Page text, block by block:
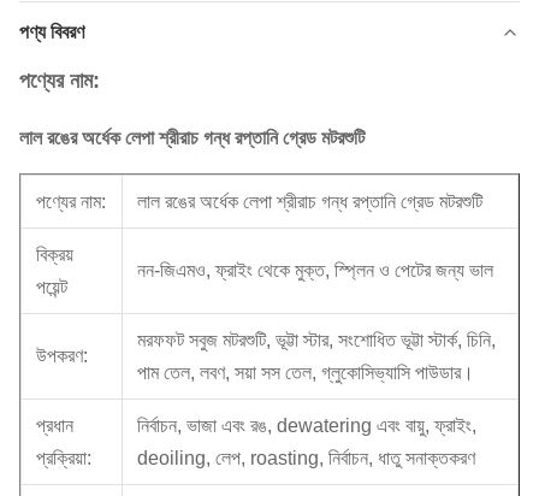
পণ্য বিবরণ
পণ্যের নাম:
লাল রঙের অর্ধেক লেপা শ্রীরাচ গন্ধ রপ্তানি গ্রেড মটরশুটি
পণ্যের নাম: লাল রঙের অর্ধেক লেপা শ্রীরাচ গন্ধ রপ্তানি গ্রেড মটরশুটি
বিক্রয়
পয়েন্ট
নন-জিএমও, ফ্রাইং থেকে মুক্ত, স্প্লিন ও পেটের জন্য ভাল
উপকরণ:
মরফফট সবুজ মটরশুটি, ভূট্টা স্টার, সংশোধিত ভূট্টা স্টার্ক, চিনি,
পাম তেল, লবণ, সয়া সস তেল, গ্লুকোসিভ্যাসি পাউডার।
প্রধান
প্রক্রিয়া:
নির্বাচন, ভাজা এবং রঙ, dewatering এবং বায়ু, ফ্রাইং,
deoiling, লেপ, roasting, নির্বাচন, ধাতু সনাক্তকরণ